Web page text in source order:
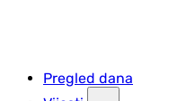
Pregled dana